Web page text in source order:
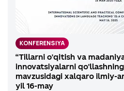
KONFERENSIYA
“Tillarni o'qitish va
innovatsiyalarni
mavzusidagi xalqaro ilmiy-
yil 16-may